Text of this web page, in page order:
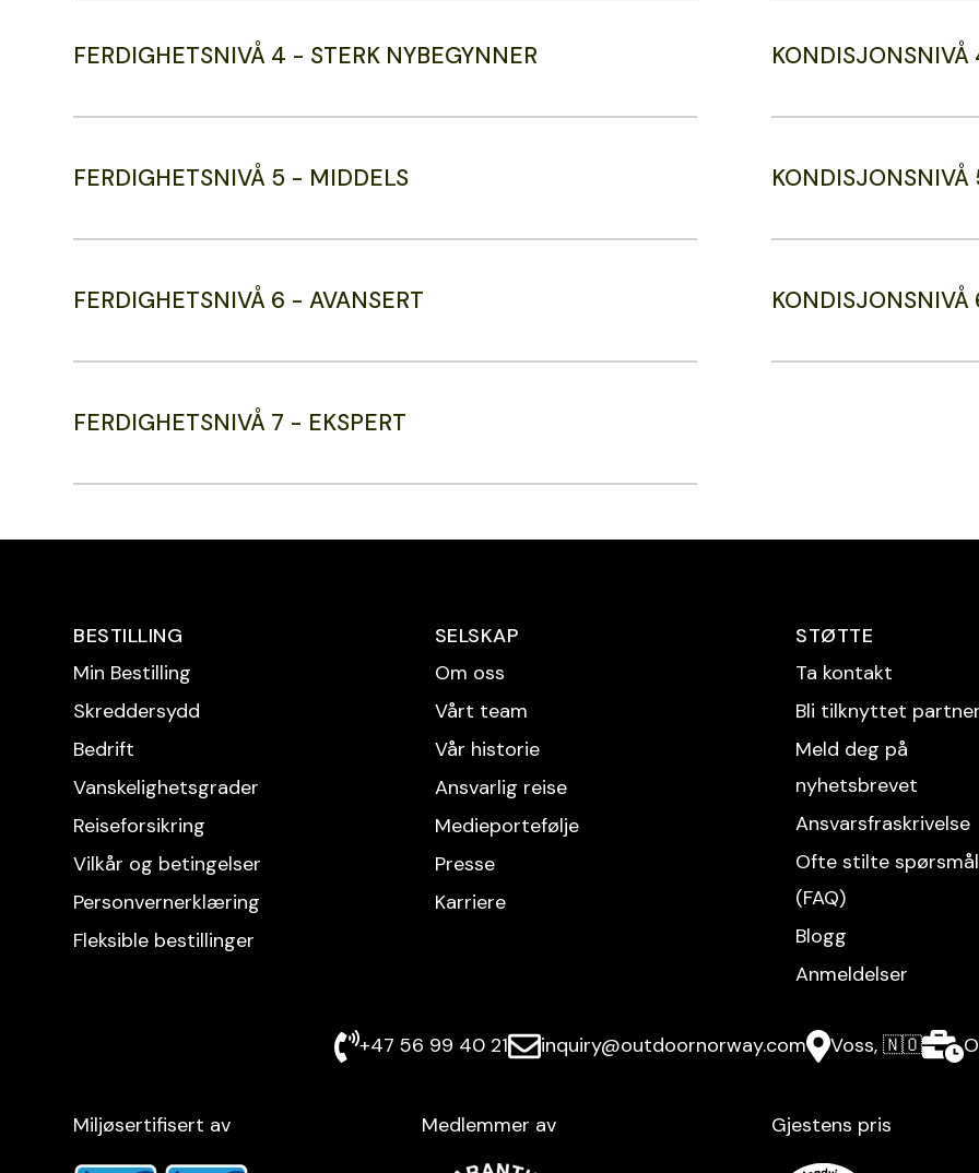
FERDIGHETSNIVÅ 4 - STERK NYBEGYNNER
FERDIGHETSNIVÅ 5 - MIDDELS
FERDIGHETSNIVÅ 6 - AVANSERT
FERDIGHETSNIVÅ 7 - EKSPERT
KONDISJONSNIVÅ
KONDISJONSNIVÅ
KONDISJONSNIVÅ
BESTILLING
Min Bestilling
Skreddersydd
Bedrift
Vanskelighetsgrader
Reise­forsikring
Vilkår og betingelser
Personvern­erklæring
Fleksible bestillinger
SELSKAP
Om oss
Vårt team
Vår historie
Ansvarlig reise
Medieportefølje
Presse
Karriere
STØTTE
Ta kontakt
Bli tilknyttet partner
Meld deg på
nyhetsbrevet
Ansvarsfraskrivelse
Ofte stilte spørsmål
(FAQ)
Blogg
Anmeldelser
+47 56 99 40 21 inquiry@outdoornorway.com Voss, 🇳🇴
Miljøsertifisert av Medlemmer av Gjestens pris